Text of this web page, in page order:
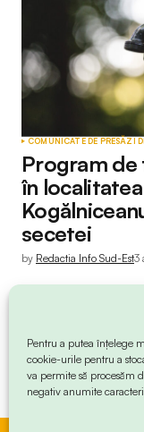
Pentru a putea înțelege
cookie-urile pentru a
va permite să procesăm
negativ anumite
COMUNICATE DE PRESĂZI
Program de
în
secetei
by Redactia Info Sud-Est3